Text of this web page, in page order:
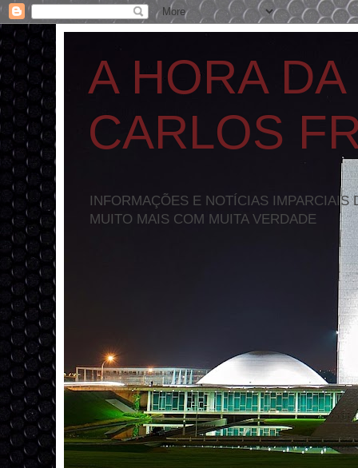
A HORA
CARLOS
INFORMAÇÕES E NOTÍCIAS
MUITO MAIS COM MUITA VERDADE